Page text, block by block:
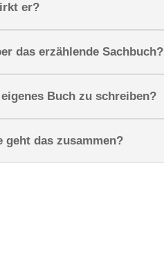
er?
das erzählende Sachbuch?
Buch zu schreiben?
geht das zusammen?